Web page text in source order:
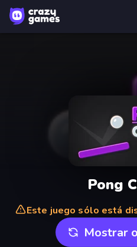
Pong
Este juego sólo está
Mostrar